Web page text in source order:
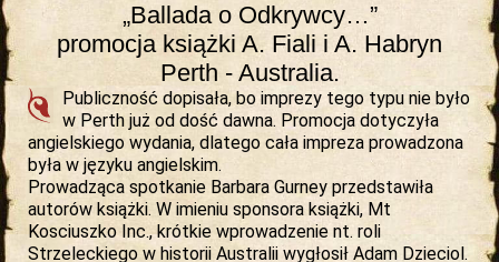
„Ballada o Odkrywcy…”
promocja książki A. Fiali i A. Habryn
Perth - Australia.
Publiczność dopisała, bo imprezy tego typu nie było
w Perth już od dość dawna. Promocja dotyczyła
angielskiego wydania, dlatego cała impreza prowadzona
była w języku angielskim.
Prowadząca spotkanie Barbara Gurney przedstawiła
autorów książki. W imieniu sponsora książki, Mt
Kosciuszko Inc., krótkie wprowadzenie nt. roli
Strzeleckiego w historii Australii wygłosił Adam Dzieciol.